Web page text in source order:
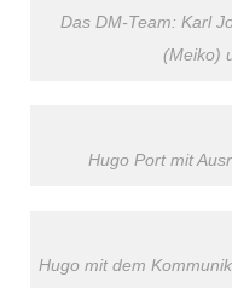
Das DM-Team: Karl
(Meiko)
Hugo Port mit
Hugo mit dem